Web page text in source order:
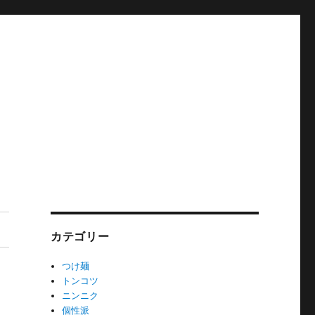
カテゴリー
つけ麺
トンコツ
ニンニク
個性派